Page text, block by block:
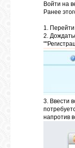
Войти на
Ранее
1.
2.
3. Ввести
напротив